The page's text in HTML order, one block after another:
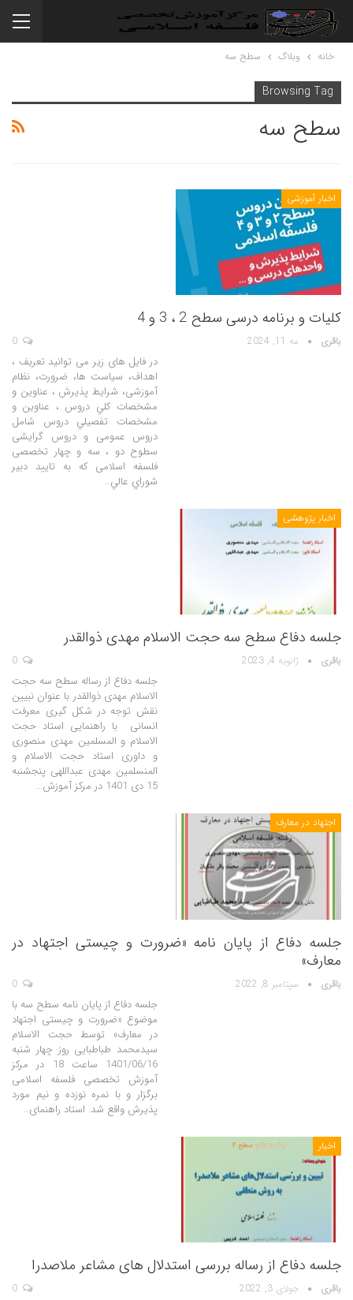
خانه وبلاگ سطح سه
Browsing Tag
سطح سه
اخبار آموزشی
کلیات و برنامه درسی سطح 2 ، 3 و 4
باقری مه 11, 2024
در فایل های زیر می توانید تعریف ،
اهداف، سیاست ها، ضرورت، نظام
آموزشی، شرايط پذيرش ، عناوين و
مشخصات كلي دروس ، عناوين و
مشخصات تفصيلي دروس شامل
دروس عمومی و دروس گرایشی
سطوح دو ، سه و چهار تخصصی
فلسفه اسلامی که به تایید دبير
شوراي عالي…
اخبار پژوهشی
جلسه دفاع سطح سه حجت الاسلام مهدی ذوالقدر
باقری ژانویه 4, 2023
جلسه دفاع از رساله سطح سه حجت
الاسلام مهدی ذوالقدر با عنوان نبیین
نقش توجه در شکل گیری معرفت
انسانی با راهنمایی استاد حجت
الاسلام و المسلمین مهدی منصوری
و داوری استاد حجت الاسلام و
المنسلمین مهدی عبداللهی پنجشنبه
15 دی 1401 در مرکز آموزش…
اجتهاد در معارف
جلسه دفاع از پایان نامه «ضرورت و چیستی اجتهاد در
معارف»
باقری سپتامبر 8, 2022
جلسه دفاع از پایان نامه سطح سه با
موضوع «ضرورت و چیستی اجتهاد
در معارف» توسط حجت الاسلام
سیدمحمد طباطبایی روز چهار شنبه
1401/06/16 ساعت 18 در مرکز
آموزش تخصصی فلسفه اسلامی
برگزار و با نمره نوزده و نیم مورد
پذیرش واقع شد. استاد راهنمای…
اخبار
جلسه دفاع از رساله بررسی استدلال های مشاعر ملاصدرا
باقری جولای 3, 2022